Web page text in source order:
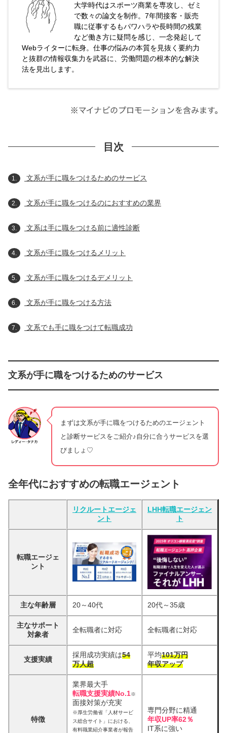
大学時代はスポーツ商業を専攻し、ゼミ
で数々の論文を制作。7年間接客・販売
職に従事するもパワハラや長時間の残業
など働き方に疑問を感じ、一念発起して
Webライターに転身。仕事の悩みの本質を見抜く要約力
と抜群の情報収集力を武器に、労働問題の根本的な解決
法を見出します。
目次
1. 文系が手に職をつけるためのサービス
2. 文系が手に職をつけるのにおすすめの業界
3. 文系は手に職をつける前に適性診断
4. 文系が手に職をつけるメリット
5. 文系が手に職をつけるデメリット
6. 文系が手に職をつける方法
7. 文系でも手に職をつけて転職成功
文系が手に職をつけるためのサービス
まずは文系が手に職をつけるためのエージェント
と診断サービスをご紹介♪自分に合うサービスを選
びましょ♡
全年代におすすめの転職エージェント
リクルートエージェ
ント
LHH転職エージェン
ト
転職エージェ
ント
主な年齢層 20～40代 20代～35歳
主なサポート
対象者
全転職者に対応 全転職者に対応
支援実績
採用成功実績は54
万人超
平均101万円
年収アップ
特徴
業界最大手
転職支援実績No.1※
面接対策が充実
※厚生労働省「人材サービ
ス総合サイト」における、
有料職業紹介事業者が報告
専門分野に精通
年収UP率62％
IT系に強い